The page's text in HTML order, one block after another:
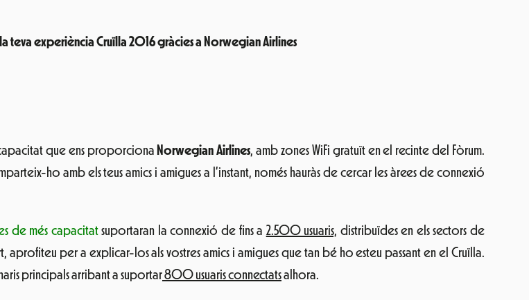
teva experiència Cruïlla 2016 gràcies a Norwegian Airlines
que ens proporciona Norwegian Airlines, amb zones WiFi gratuït en el recinte del Fòrum.
ho amb els teus amics i amigues a l’instant, només hauràs de cercar les àrees de connexió
de més capacitatsuportaran la connexió de fins a 2.500 usuaris, distribuïdes en els sectors de
per a explicar-los als vostres amics i amigues que tan bé ho esteu passant en el Cruïlla.
principals arribant a suportar800 usuaris connectatsalhora.